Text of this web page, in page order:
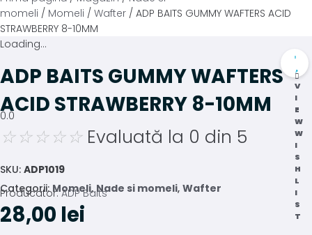
momeli / Momeli / Wafter / ADP BAITS GUMMY WAFTERS ACID
STRAWBERRY 8-10MM
V
I
E
W
W
I
S
H
L
I
S
T
Loading...
ADP BAITS GUMMY WAFTERS
ACID STRAWBERRY 8-10MM
0.0
☆ ☆ ☆ ☆ ☆ Evaluată la 0 din 5
SKU: ADP1019
Categorii:Momeli,Nade si momeli, Wafter
Producator:ADP Baits
28,00 lei